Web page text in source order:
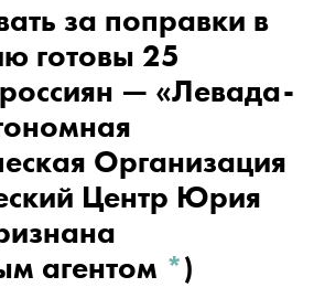
за поправки в
готовы 25
— «Левада-
Организация
Центр Юрия
агентом *)